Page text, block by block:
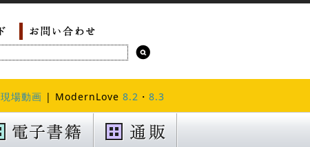
現場動画 | ModernLove 8.2 ・ 8.3